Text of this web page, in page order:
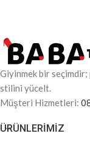
Giyinmek bir
stilini yücelt.
Müşteri Hizmetleri:
ÜRÜNLERIMIZ